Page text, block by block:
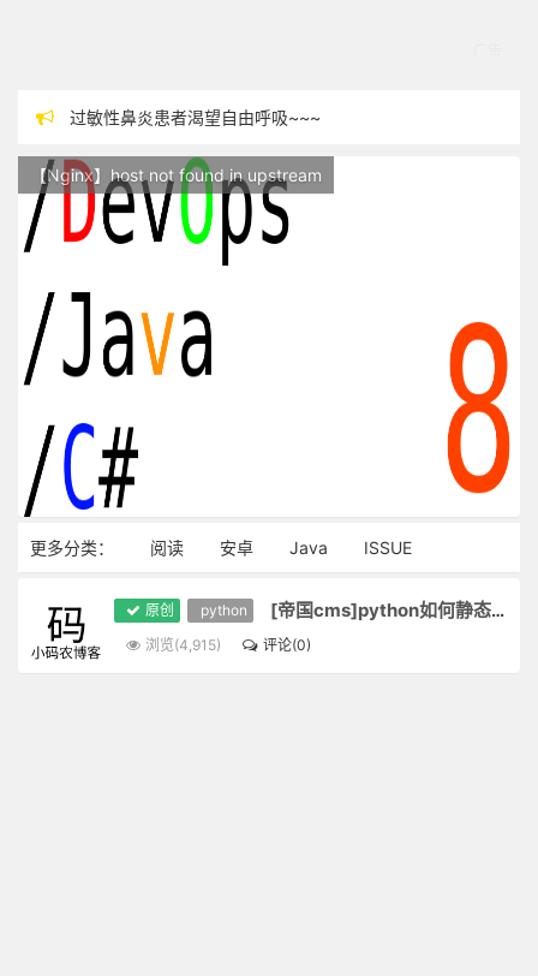
过敏性鼻炎患者渴望自由呼吸~~~
站点随时调整中，如果不能访问，请稍等片刻
反对日本核废水排海
【Nginx】host not found in upstream
更多分类： 阅读 安卓 Java ISSUE
原创 python [帝国cms]python如何静态化tags
浏览(4,915) 评论(0)